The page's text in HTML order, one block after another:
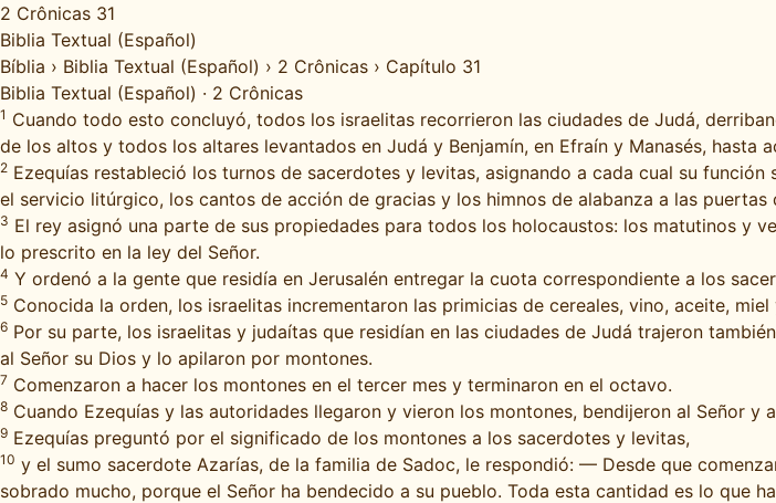
2 Crônicas 31
Biblia Textual (Español)
Bíblia › Biblia Textual (Español) › 2 Crônicas › Capítulo 31
Biblia Textual (Español) · 2 Crônicas
1 Cuando todo esto concluyó, todos los israelitas recorrieron las ciudades de Judá,
de los altos y todos los altares levantados en Judá y Benjamín, en Efraín y Manasés, hasta
2 Ezequías restableció los turnos de sacerdotes y levitas, asignando a cada cual su
el servicio litúrgico, los cantos de acción de gracias y los himnos de alabanza a las puertas
3 El rey asignó una parte de sus propiedades para todos los holocaustos: los matutinos y
lo prescrito en la ley del Señor.
4 Y ordenó a la gente que residía en Jerusalén entregar la cuota correspondiente a los
5 Conocida la orden, los israelitas incrementaron las primicias de cereales, vino, aceite,
6 Por su parte, los israelitas y judaítas que residían en las ciudades de Judá trajeron
al Señor su Dios y lo apilaron por montones.
7 Comenzaron a hacer los montones en el tercer mes y terminaron en el octavo.
8 Cuando Ezequías y las autoridades llegaron y vieron los montones, bendijeron al Señor y
9 Ezequías preguntó por el significado de los montones a los sacerdotes y levitas,
10 y el sumo sacerdote Azarías, de la familia de Sadoc, le respondió: — Desde que
sobrado mucho, porque el Señor ha bendecido a su pueblo. Toda esta cantidad es lo que